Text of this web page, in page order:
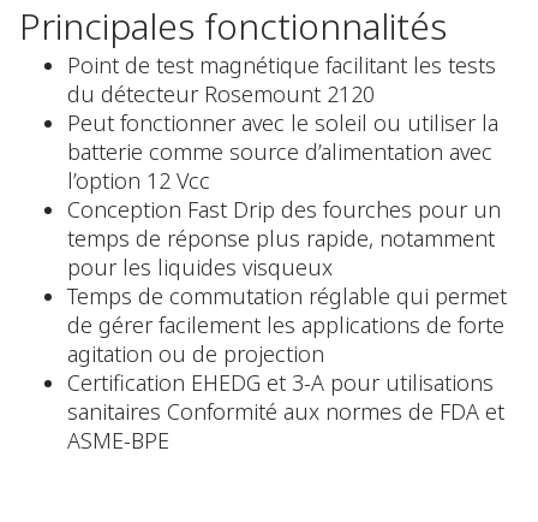
Principales fonctionnalités
Point de test magnétique facilitant les tests
du détecteur Rosemount 2120
Peut fonctionner avec le soleil ou utiliser la
batterie comme source d’alimentation avec
l’option 12 Vcc
Conception Fast Drip des fourches pour un
temps de réponse plus rapide, notamment
pour les liquides visqueux
Temps de commutation réglable qui permet
de gérer facilement les applications de forte
agitation ou de projection
Certification EHEDG et 3-A pour utilisations
sanitaires Conformité aux normes de FDA et
ASME-BPE